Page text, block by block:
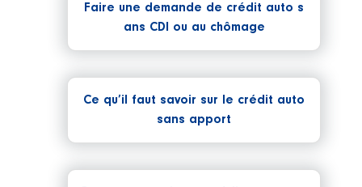
Faire une demande de crédit auto s
ans CDI ou au chômage
Ce qu’il faut savoir sur le crédit auto
sans apport